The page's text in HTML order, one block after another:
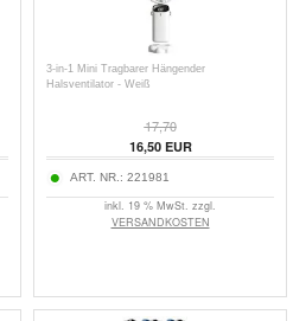
3-in-1 Mini Tragbarer Hängender
Halsventilator - Weiß
17,70
16,50EUR
ART. NR.: 221981
inkl. 19 % MwSt. zzgl.
VERSANDKOSTEN